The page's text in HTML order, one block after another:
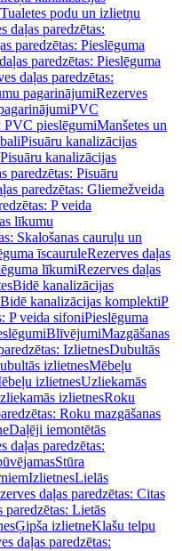
podu un izlietņu
daļas paredzētas:
paredzētas: Pieslēguma
paredzētas: Pieslēguma
daļas paredzētas:
pagarinājumiRezerves
PVC
PVC pieslēgumiManšetes un
Pisuāru kanalizācijas
kanalizācijas
paredzētas: Pisuāru
paredzētas: Gliemežveida
P veida
līkumu
Skalošanas cauruļu un
īscauruleRezerves daļas
līkumiRezerves daļas
Bidē kanalizācijas
kanalizācijas komplektiP
P veida sifoniPieslēguma
BlīvējumiMazgāšanas
IzlietnesDubultās
izlietnesMēbeļu
izlietnesUzliekamās
izlietnesRoku
Roku mazgāšanas
Daļēji iemontētās
daļas paredzētas:
Stūra
IzlietnesLielās
daļas paredzētas: Citas
paredzētas: Lietās
Ģipša izlietneKlašu telpu
daļas paredzētas: